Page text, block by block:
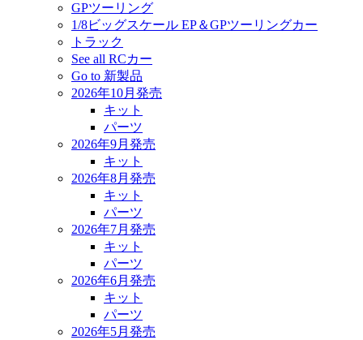
GPツーリング
1/8ビッグスケール EP＆GPツーリングカー
トラック
See all RCカー
Go to 新製品
2026年10月発売
キット
パーツ
2026年9月発売
キット
2026年8月発売
キット
パーツ
2026年7月発売
キット
パーツ
2026年6月発売
キット
パーツ
2026年5月発売